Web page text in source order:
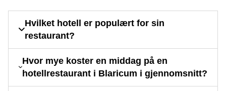
Hvilket hotell er populært for sin
restaurant?
Hvor mye koster en middag på en
hotellrestaurant i Blaricum i gjennomsnitt?